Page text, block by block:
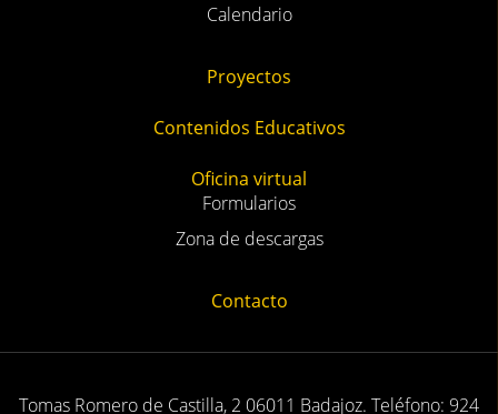
Calendario
Proyectos
Contenidos Educativos
Oficina virtual
Formularios
Zona de descargas
Contacto
Tomas Romero de Castilla, 2 06011 Badajoz. Teléfono: 924